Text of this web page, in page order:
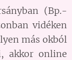
(Bp.-
vidéken
más okból
akkor online